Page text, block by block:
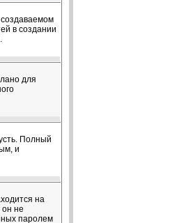
в создании
для
Полный
и
на
он не
паролем